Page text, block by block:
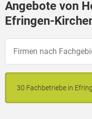
Angebote von
Efringen-
30 Fachbetriebe in